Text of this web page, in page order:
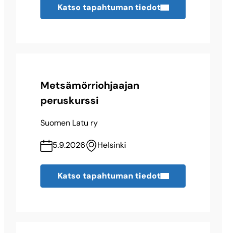
Katso tapahtuman tiedot
Metsämörriohjaajan
peruskurssi
Suomen Latu ry
5.9.2026 Helsinki
Katso tapahtuman tiedot